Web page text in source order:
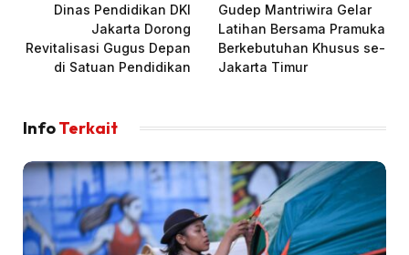
Dinas Pendidikan DKI
Jakarta Dorong
Revitalisasi Gugus Depan
di Satuan Pendidikan
Gudep Mantriwira Gelar
Latihan Bersama Pramuka
Berkebutuhan Khusus se-
Jakarta Timur
InfoTerkait